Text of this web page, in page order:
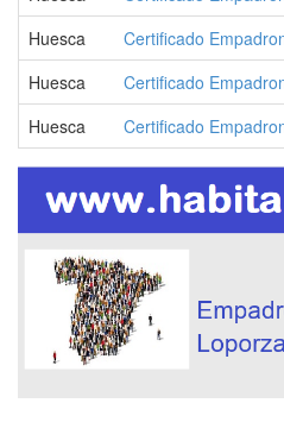
Huesca
Certificado
Huesca
Certificado
Huesca
Certificado